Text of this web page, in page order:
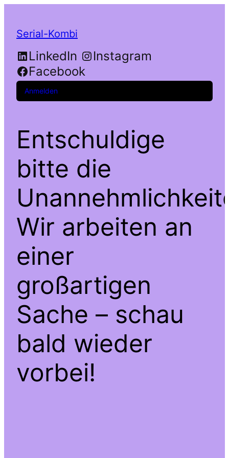
Serial-Kombi
LinkedIn
Instagram
Facebook
Anmelden
Entschuldige
bitte die
Wir arbeiten an
einer
großartigen
Sache – schau
bald wieder
vorbei!